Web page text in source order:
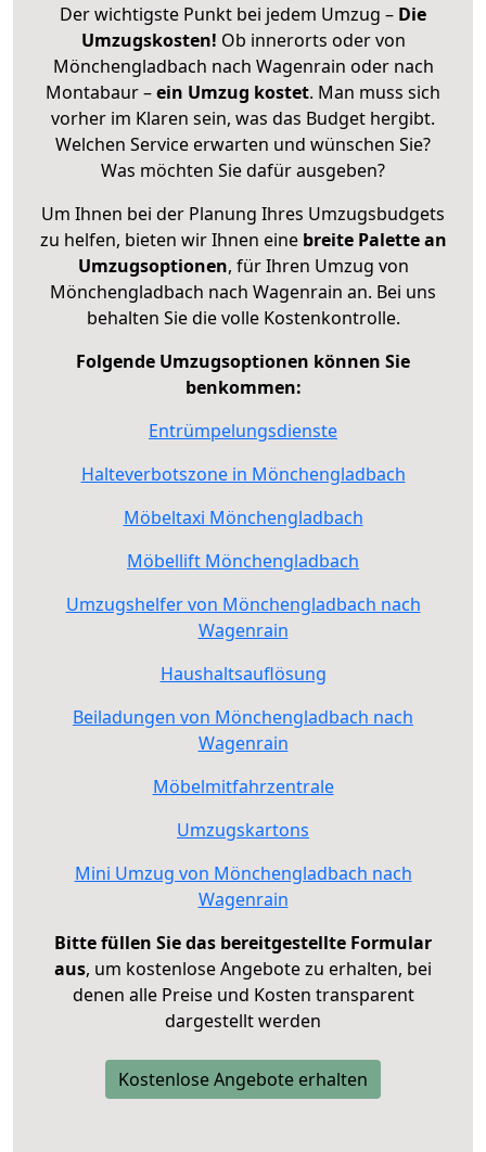
Der wichtigste Punkt bei jedem Umzug – Die
Umzugskosten! Ob innerorts oder von
Mönchengladbach nach Wagenrain oder nach
Montabaur –ein Umzug kostet. Man muss sich
vorher im Klaren sein, was das Budget hergibt.
Welchen Service erwarten und wünschen Sie?
Was möchten Sie dafür ausgeben?
Um Ihnen bei der Planung Ihres Umzugsbudgets
zu helfen, bieten wir Ihnen eine breite Palette an
Umzugsoptionen, für Ihren Umzug von
Mönchengladbach nach Wagenrain an. Bei uns
behalten Sie die volle Kostenkontrolle.
Folgende Umzugsoptionen können Sie
benkommen:
Entrümpelungsdienste
Halteverbotszone in Mönchengladbach
Möbeltaxi Mönchengladbach
Möbellift Mönchengladbach
Umzugshelfer von Mönchengladbach nach
Wagenrain
Haushaltsauflösung
Beiladungen von Mönchengladbach nach
Wagenrain
Möbelmitfahrzentrale
Umzugskartons
Mini Umzug von Mönchengladbach nach
Wagenrain
Bitte füllen Sie das bereitgestellte Formular
aus, um kostenlose Angebote zu erhalten, bei
denen alle Preise und Kosten transparent
dargestellt werden
Kostenlose Angebote erhalten